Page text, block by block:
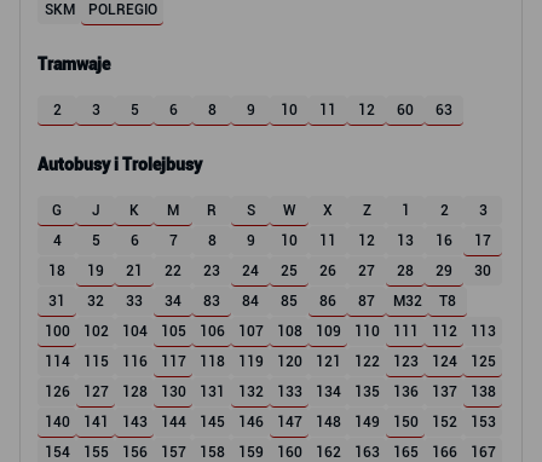
SKM POLREGIO
Tramwaje
2 3 5 6 8 9 10 11 12 60 63
Autobusy i Trolejbusy
G J K M R S W X Z 1 2
3
4
5 6 7 8 9 10 11 12 13 16
17
18
19 21 22 23 24 25 26 27 28 29
30
31
32 33 34 83 84 85 86 87 M32
T8
100
102 104 105 106 107 108 109 110 111 112
113
114
115 116 117 118 119 120 121 122 123 124
125
126
127 128 130 131 132 133 134 135 136 137
138
140
141 143 144 145 146 147 148 149 150 152
153
154
155 156 157 158 159 160 162 163 165 166
167